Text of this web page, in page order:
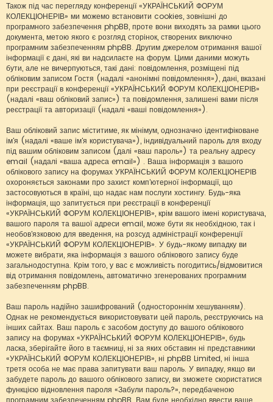
Також під час перегляду конференції «УКРАЇНСЬКИЙ ФОРУМ
КОЛЕКЦІОНЕРІВ» ми можемо встановити cookies, зовнішні до
програмного забезпечення phpBB, проте вони виходять за рамки цього
документа, метою якого є розгляд сторінок, створених виключно
програмним забезпеченням phpBB. Другим джерелом отримання вашої
інформації є дані, які ви надсилаєте на форум. Цими даними можуть
бути, але не вичерпуються, такі дані: повідомлення, розміщені під
обліковим записом Гостя (надалі «анонімні повідомлення»), дані, вказані
при реєстрації в конференції «УКРАЇНСЬКИЙ ФОРУМ КОЛЕКЦІОНЕРІВ»
(надалі «ваш обліковий запис») та повідомлення, залишені вами після
реєстрації та авторизації (надалі «ваші повідомлення»).
Ваш обліковий запис міститиме, як мінімум, однозначно ідентифіковане
ім'я (надалі «ваше ім'я користувача»), індивідуальний пароль для входу
під вашим обліковим записом (далі «ваш пароль») та реальну адресу
email (надалі «ваша адреса email») . Ваша інформація з вашого
облікового запису на форумах УКРАЇНСЬКИЙ ФОРУМ КОЛЕКЦІОНЕРІВ
охороняється законами про захист комп'ютерної інформації, що
застосовуються в країні, що надає нам послуги хостингу. Будь-яка
інформація, що запитується при реєстрації в конференції
«УКРАЇНСЬКИЙ ФОРУМ КОЛЕКЦІОНЕРІВ», крім вашого імені користувача,
вашого пароля та вашої адреси email, може бути як необхідною, так і
необов'язковою для введення, на розсуд адміністрації конференції
«УКРАЇНСЬКИЙ ФОРУМ КОЛЕКЦІОНЕРІВ». У будь-якому випадку ви
можете вибрати, яка інформація з вашого облікового запису буде
загальнодоступна. Крім того, у вас є можливість погодитись/відмовитися
від отримання повідомлень, автоматично згенерованих програмним
забезпеченням phpBB.
Ваш пароль надійно зашифрований (одностороннім хешуванням).
Однак не рекомендується використовувати цей пароль, реєструючись на
інших сайтах. Ваш пароль є засобом доступу до вашого облікового
запису на форумах «УКРАЇНСЬКИЙ ФОРУМ КОЛЕКЦІОНЕРІВ», будь
ласка, зберігайте його в таємниці, ні за яких обставин ні представники
«УКРАЇНСЬКИЙ ФОРУМ КОЛЕКЦІОНЕРІВ», ні phpBB Limited, ні інша
третя особа не має права запитувати ваш пароль. У випадку, якщо ви
забудете пароль до вашого облікового запису, ви зможете скористатися
функцією відновлення пароля «Забули пароль?», передбаченою